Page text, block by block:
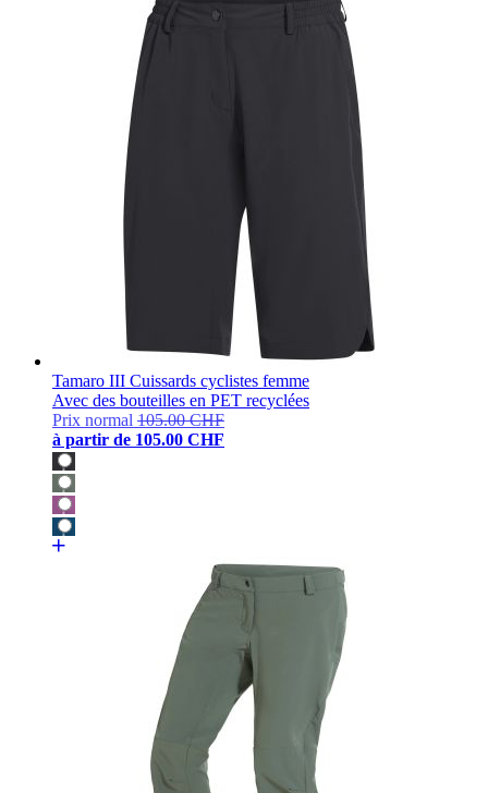
Tamaro III Cuissards cyclistes femme
Avec des bouteilles en PET recyclées
Prix normal 105.00 CHF
à partir de 105.00 CHF